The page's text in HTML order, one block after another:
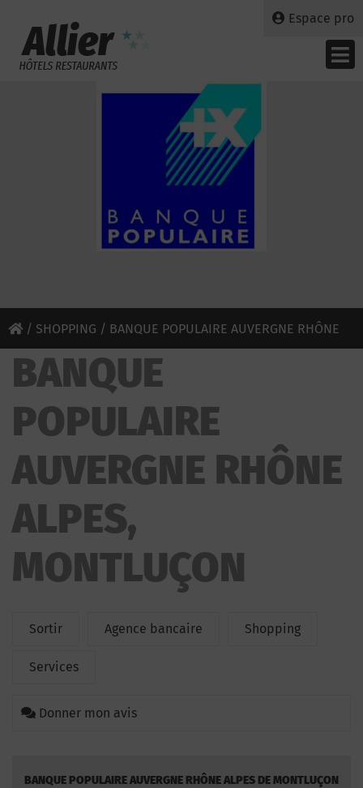
Espace pro
/ SHOPPING / BANQUE POPULAIRE AUVERGNE RHÔNE
ALPES
BANQUE
POPULAIRE
AUVERGNE RHÔNE
ALPES,
MONTLUÇON
Sortir Agence bancaire Shopping
Services
Donner mon avis
BANQUE POPULAIRE AUVERGNE RHÔNE ALPES DE MONTLUÇON